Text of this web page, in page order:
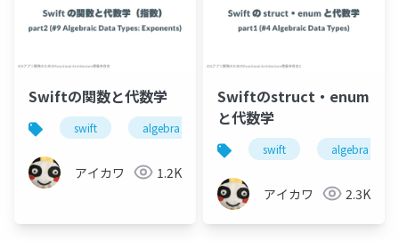
Swiftの関数と代数学
swift algebra
アイカワ 1.2K
Swiftのstruct・enum
と代数学
swift algebra
アイカワ 2.3K